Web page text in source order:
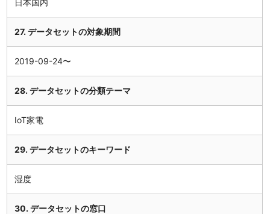
日本国内
27. データセットの対象期間
2019-09-24〜
28. データセットの分類テーマ
IoT家電
29. データセットのキーワード
湿度
30. データセットの窓口